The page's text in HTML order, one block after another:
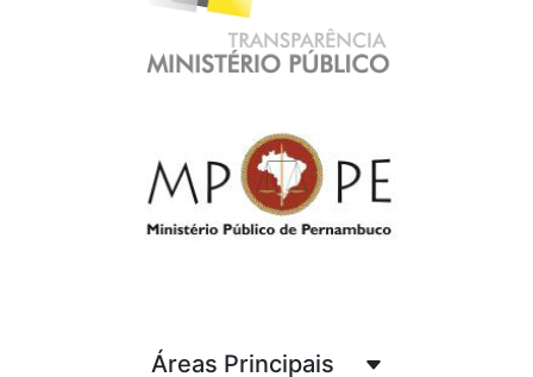
Áreas Principais